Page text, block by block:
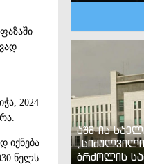
2024
იქნება
წელს
აშშ-ის
ბრძოლის